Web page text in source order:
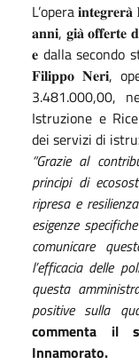
L’opera 𝐢𝐧𝐭𝐞𝐠𝐫𝐞𝐫𝐚̀
𝐚𝐧𝐧𝐢, 𝐠𝐢𝐚̀
𝐞 dalla secondo
𝐅𝐢𝐥𝐢𝐩𝐩𝐨 𝐍𝐞𝐫𝐢,
3.481.000,00,
Istruzione e
dei servizi di
“Grazie al
principi di
ripresa e
esigenze
comunicare
l’efficacia delle
questa
positive sulla
commenta il
Innamorato.